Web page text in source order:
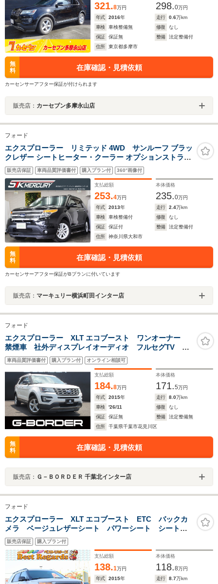
321.8万円 298.0万円
年式
2016年 走行 0.6万km
車検
車検整備無 修復
なし
保証
保証無 整備
法定整備付
住所
東京都多摩市
無
料
在庫確認・見積依頼
カーセンサーアフター保証が付けられます
販売店： カーセブン多摩永山店
フォード
エクスプローラー リミテッド 4WD サンルーフ ブラッ
クレザー シートヒーター・クーラー オプションストラー
ダナビ 地デジ F・S・Rカメラ ETC 電動サードシート オ
ートテールゲート HIDライト LEDフォグ 社外サイドステ
ップ 保証書・取説・スペアキ付
販売店保証 車両品質評価書付 購入プラン付 360°画像付
支払総額
253.4万円
本体価格
235.0万円
年式
2013年 走行 2.4万km
車検
車検整備付 修復
なし
保証
保証付 整備
法定整備付
住所
神奈川県大和市
無
料
在庫確認・見積依頼
カーセンサーアフター保証がBプランに付いています
販売店： マーキュリー横浜町田インター店
フォード
エクスプローラー XLT エコブースト ワンオーナー
禁煙車 社外ディスプレイオーディオ フルセグTV バ
ックカメラ レーダークルーズコントロール LEDヘッ
ドライト ブラインドスポットモニター Bluetooth接続
車両品質評価書付 購入プラン付 オンライン相談可
支払総額
184.8万円
本体価格
171.5万円
年式
2015年 走行 8.0万km
車検
'26/11 修復
なし
保証
保証無 整備
法定整備無
住所
千葉県千葉市花見川区
無
料
在庫確認・見積依頼
販売店： Ｇ－ＢＯＲＤＥＲ 千葉北インター店
フォード
エクスプローラー XLT エコブースト ETC バックカ
メラ ベージュレザーシート パワーシート シートヒ
ーター キーレスエントリー デュアルエアコン 電動
格納ミラー パワーステアリング パワーウィンドウ
販売店保証 購入プラン付
支払総額
138.1万円
本体価格
118.8万円
年式
2015年 走行 8.7万km